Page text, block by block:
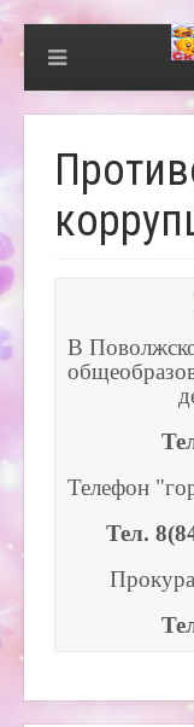
В
Телефон
Тел.